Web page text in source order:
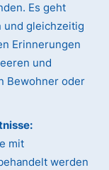
Es geht
und gleichzeitig
Erinnerungen
und
Bewohner oder
mit
werden